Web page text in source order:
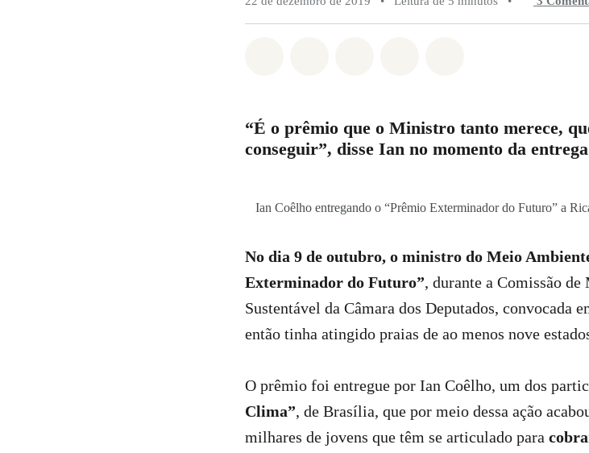
“É o prêmio que o Ministro tanto merece,
conseguir”, disse Ian no momento da entrega
Ian Coêlho entregando o “Prêmio Exterminador do Futuro” a
No dia 9 de outubro, o ministro do Meio
Exterminador do Futuro”, durante a Comissão
Sustentável da Câmara dos Deputados, convocada
então tinha atingido praias de ao menos nove
O prêmio foi entregue por Ian Coêlho, um dos
Clima”, de Brasília, que por meio dessa ação
milhares de jovens que têm se articulado para